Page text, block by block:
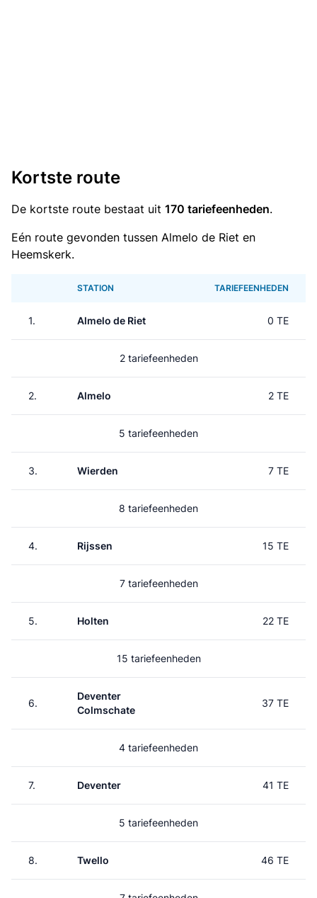
Kortste route
De kortste route bestaat uit 170 tariefeenheden.
Eén route gevonden tussen Almelo de Riet en
Heemskerk.
STATION TARIEFEENHEDEN
1. Almelo de Riet 0 TE
2 tariefeenheden
2. Almelo 2 TE
5 tariefeenheden
3. Wierden 7 TE
8 tariefeenheden
4. Rijssen 15 TE
7 tariefeenheden
5. Holten 22 TE
15 tariefeenheden
6.
Deventer
Colmschate
37 TE
4 tariefeenheden
7. Deventer 41 TE
5 tariefeenheden
8. Twello 46 TE